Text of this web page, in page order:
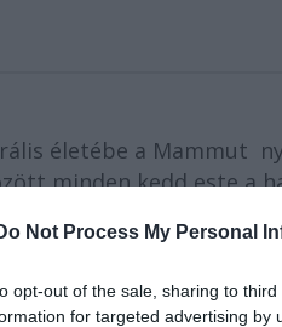
Not Process My Personal
opt-out of the sale, sharing to
for targeted advertising by
életébe a Mammut
minden kedd este a
produkció után
Szép jó estét, Mr.